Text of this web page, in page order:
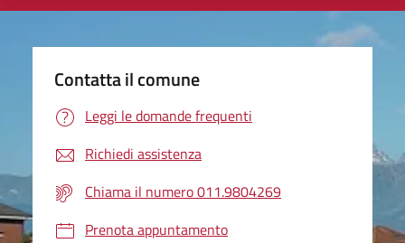
Contatta il comune
Leggi le domande frequenti
Richiedi assistenza
Chiama il numero 011.9804269
Prenota appuntamento